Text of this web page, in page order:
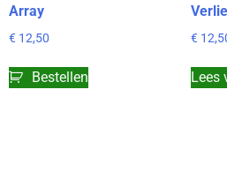
Array
€ 12,50
Bestellen
€
Lees